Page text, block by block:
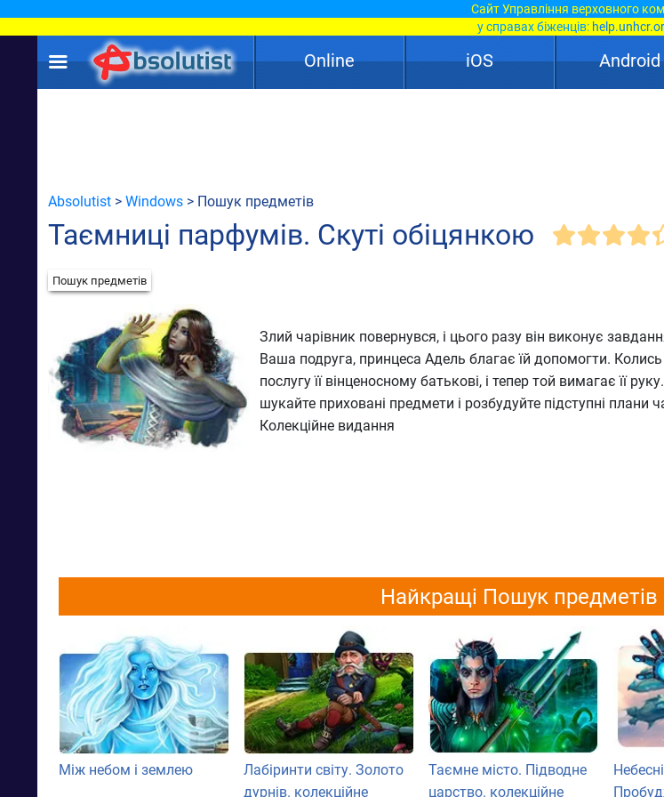
Сайт Управління верховного
у справах біженців:
Online iOS Android
Absolutist > Windows > Пошук предметів
Таємниці парфумів. Скуті обіцянкою
Пошук предметів
Злий чарівник повернувся, і цього разу він виконує
Ваша подруга, принцеса Адель благає їй допомогти.
послугу її вінценосному батькові, і тепер той вимагає її
шукайте приховані предмети і розбудуйте підступні плани
Колекційне видання
Найкращі Пошук предметів
Між небом і землею
Лабіринти світу. Золото
дурнів. колекційне
Таємне місто. Підводне
царство. колекційне